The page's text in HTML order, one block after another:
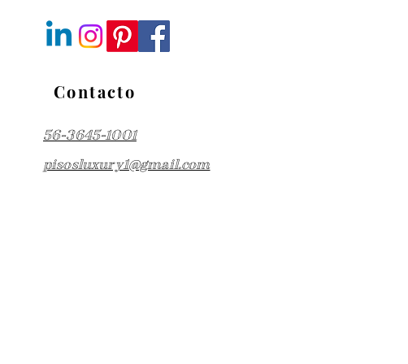
Contacto
56-3645-1001
pisosluxury1@gmail.com